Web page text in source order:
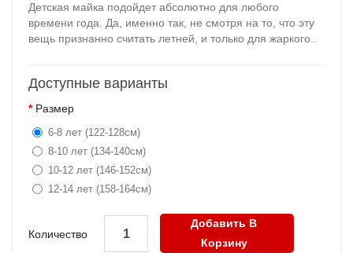
Детская майка подойдет абсолютно для любого
времени года. Да, именно так, не смотря на то, что эту
вещь признанно считать летней, и только для жаркого..
Доступные варианты
Размер
6-8 лет (122-128см)
8-10 лет (134-140см)
10-12 лет (146-152см)
12-14 лет (158-164см)
Количество
Добавить В
Корзину